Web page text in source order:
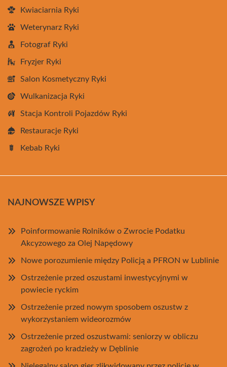
Kwiaciarnia Ryki
Weterynarz Ryki
Fotograf Ryki
Fryzjer Ryki
Salon Kosmetyczny Ryki
Wulkanizacja Ryki
Stacja Kontroli Pojazdów Ryki
Restauracje Ryki
Kebab Ryki
NAJNOWSZE WPISY
Poinformowanie Rolników o Zwrocie Podatku
Akcyzowego za Olej Napędowy
Nowe porozumienie między Policją a PFRON w Lublinie
Ostrzeżenie przed oszustami inwestycyjnymi w
powiecie ryckim
Ostrzeżenie przed nowym sposobem oszustw z
wykorzystaniem wideorozmów
Ostrzeżenie przed oszustwami: seniorzy w obliczu
zagrożeń po kradzieży w Dęblinie